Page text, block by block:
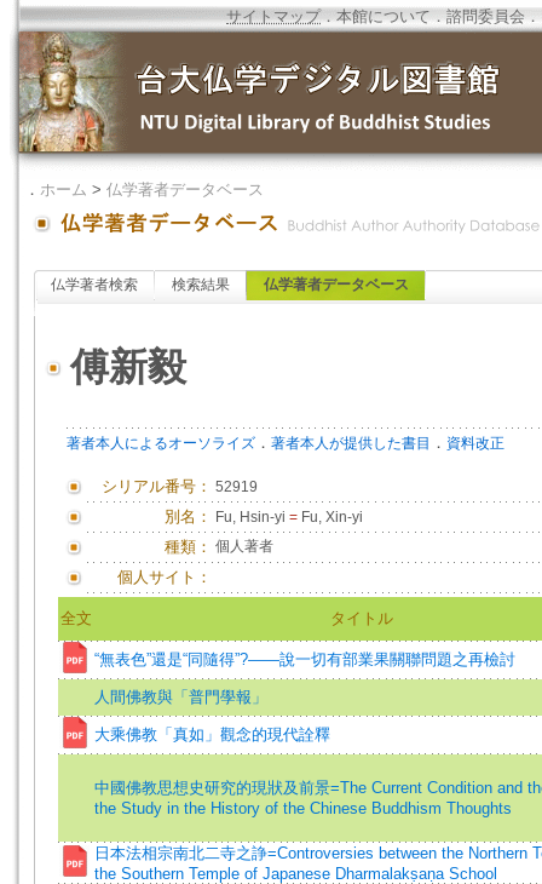
サイトマップ．本館について ．諮問委員会 ．
． ホーム > 仏学著者データベース
仏学著者検索 検索結果 仏学著者データベース
傅新毅
著者本人によるオーソライズ ． 著者本人が提供した書目 ． 資料改正
シリアル番号： 52919
別名： Fu, Hsin-yi = Fu, Xin-yi
種類： 個人著者
個人サイト：
全文 タイトル
“無表色”還是“同隨得”?——說一切有部業果關聯問題之再檢討
人間佛教與「普門學報」
大乘佛教「真如」觀念的現代詮釋
中國佛教思想史研究的現狀及前景=The Current Condition and
the Study in the History of the Chinese Buddhism Thoughts
日本法相宗南北二寺之諍=Controversies between the Northern
the Southern Temple of Japanese Dharmalakṣaṇa School